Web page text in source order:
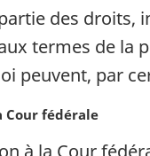
des droits,
termes de la
peuvent, par
Cour fédérale